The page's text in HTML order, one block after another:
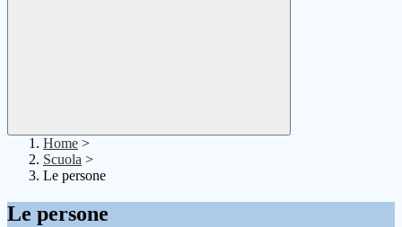
Home >
Scuola >
Le persone
Le persone